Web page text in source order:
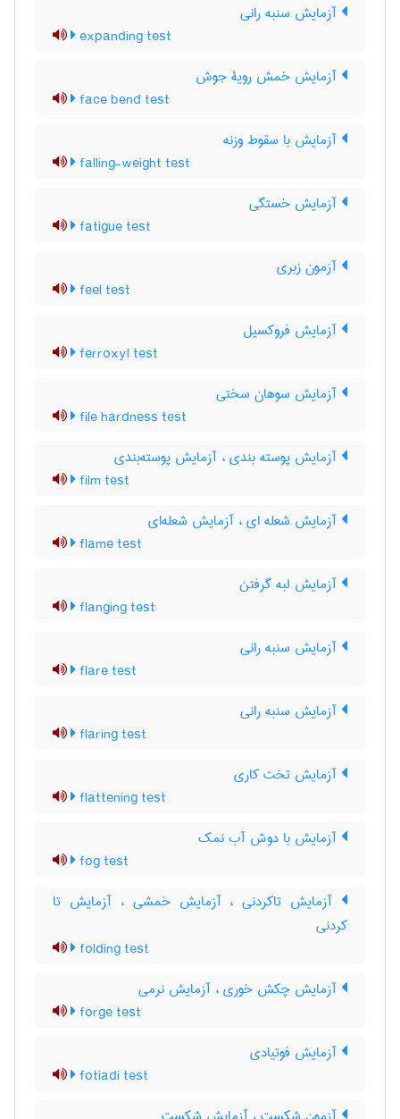
آزمایش سنبه رانی
expanding test
آزمایش خمش رویۀ جوش
face bend test
آزمایش با سقوط وزنه
falling-weight test
آزمایش خستگی
fatigue test
آزمون زبری
feel test
آزمایش فروکسیل
ferroxyl test
آزمایش سوهان سختی
file hardness test
آزمایش پوسته بندی ، آزمایش پوسته‌بندی
film test
آزمایش شعله ای ، آزمایش شعله‌ای
flame test
آزمایش لبه گرفتن
flanging test
آزمایش سنبه رانی
flare test
آزمایش سنبه رانی
flaring test
آزمایش تخت کاری
flattening test
آزمایش با دوش آب نمک
fog test
آزمایش تاکردنی ، آزمایش خمشی ، آزمایش تا
کردنی
folding test
آزمایش چکش خوری ، آزمایش نرمی
forge test
آزمایش فوتیادی
fotiadi test